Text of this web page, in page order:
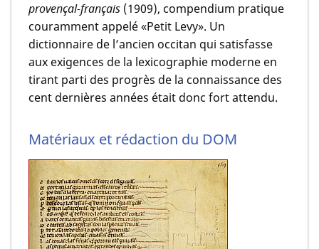
provençal-français (1909), compendium pratique
couramment appelé «Petit Levy». Un
dictionnaire de l’ancien occitan qui satisfasse
aux exigences de la lexicographie moderne en
tirant parti des progrès de la connaissance des
cent dernières années était donc fort attendu.
Matériaux et rédaction du DOM